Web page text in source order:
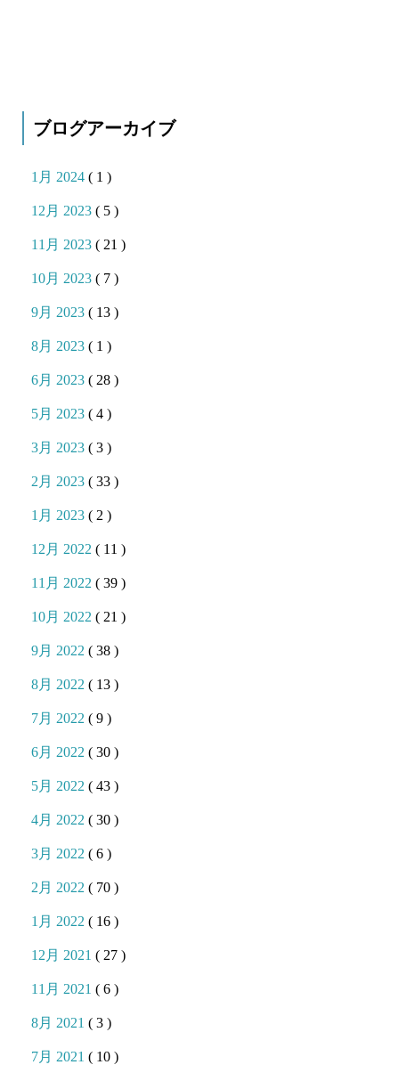
ブログアーカイブ
1月 2024( 1 )
12月 2023( 5 )
11月 2023( 21 )
10月 2023( 7 )
9月 2023( 13 )
8月 2023( 1 )
6月 2023( 28 )
5月 2023( 4 )
3月 2023( 3 )
2月 2023( 33 )
1月 2023( 2 )
12月 2022( 11 )
11月 2022( 39 )
10月 2022( 21 )
9月 2022( 38 )
8月 2022( 13 )
7月 2022( 9 )
6月 2022( 30 )
5月 2022( 43 )
4月 2022( 30 )
3月 2022( 6 )
2月 2022( 70 )
1月 2022( 16 )
12月 2021( 27 )
11月 2021( 6 )
8月 2021( 3 )
7月 2021( 10 )